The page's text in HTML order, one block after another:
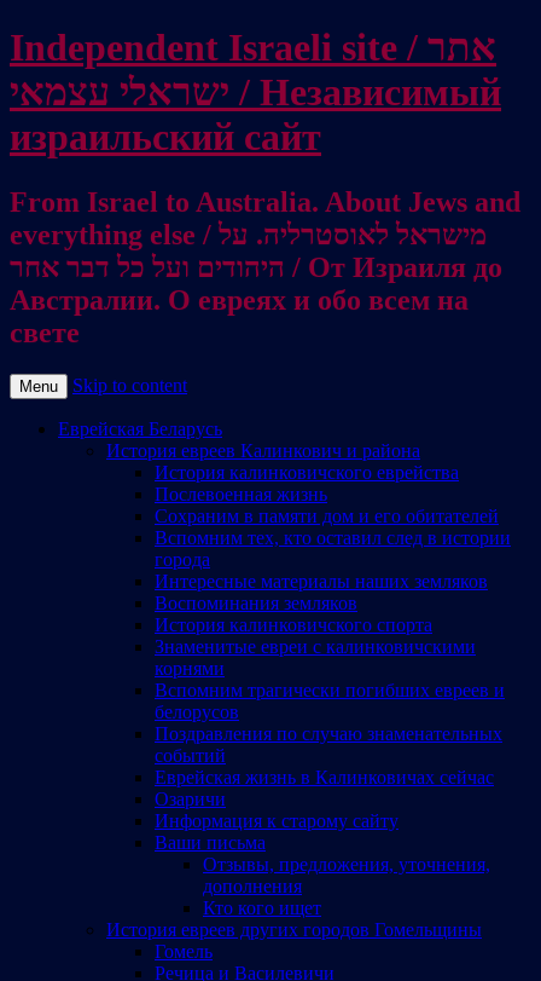
Independent Israeli site / אתר
ישראלי עצמאי / Независимый
израильский сайт
From Israel to Australia. About Jews and
everything else / מישראל לאוסטרליה. על
היהודים ועל כל דבר אחר / От Израиля до
Австралии. О евреях и обо всем на
свете
Menu Skip to content
Еврейская Беларусь
История евреев Калинкович и района
История калинковичского еврейства
Послевоенная жизнь
Сохраним в памяти дом и его обитателей
Вспомним тех, кто оставил след в истории
города
Интересные материалы наших земляков
Воспоминания земляков
История калинковичского спорта
Знаменитые евреи с калинковичскими
корнями
Вспомним трагически погибших евреев и
белорусов
Поздравления по случаю знаменательных
событий
Еврейская жизнь в Калинковичах сейчас
Озаричи
Информация к старому сайту
Ваши письма
Отзывы, предложения, уточнения,
дополнения
Кто кого ищет
История евреев других городов Гомельщины
Гомель
Речица и Василевичи